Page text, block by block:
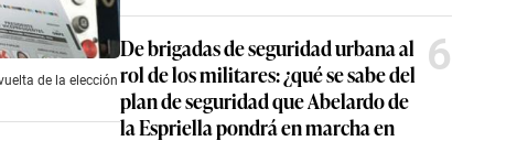
de la elección
De brigadas de seguridad urbana al
rol de los militares: ¿qué se sabe del
plan de seguridad que Abelardo de
la Espriella pondrá en marcha en
6